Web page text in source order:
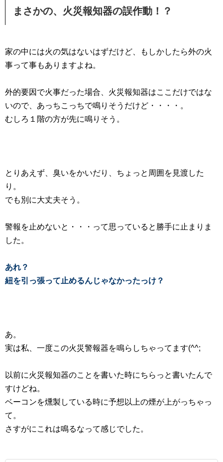
まさかの、火災報知器の誤作動！？
家の中には火の気はないはずだけど、もしかしたら外の火
事って事もありますよね。
外的要因で火事だった場合、火災報知器はここだけではな
いので、あっちこっちで鳴りそうだけど・・・・。
むしろ１階の方が先に鳴りそう。
とりあえず、臭いをかいだり、ちょっと周囲を見渡した
り。
でも別に大丈夫そう。
警報を止めないと・・・って思っていると勝手に止まりま
した。
あれ？
紐を引っ張って止めるんじゃなかったっけ？
あ。
実は私、一度この火災警報器を鳴らしちゃってます(^^;
以前に火災報知器のことを書いた時にちらっと書いたんで
すけどね。
ベーコンを燻製している時に予想以上の煙が上がっちゃっ
て。
さすがにこれは鳴るなって感じでした。